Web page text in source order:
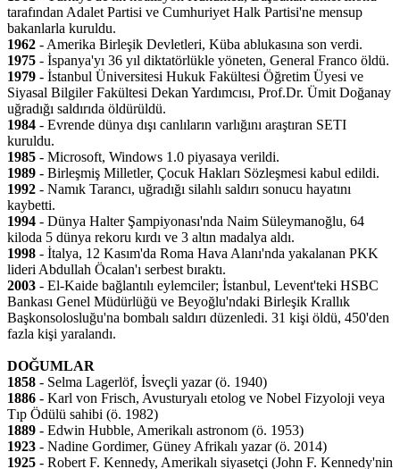
tarafından Adalet Partisi ve Cumhuriyet Halk Partisi'ne mensup
bakanlarla kuruldu.
1962 - Amerika Birleşik Devletleri, Küba ablukasına son verdi.
1975 - İspanya'yı 36 yıl diktatörlükle yöneten, General Franco öldü.
1979 - İstanbul Üniversitesi Hukuk Fakültesi Öğretim Üyesi ve
Siyasal Bilgiler Fakültesi Dekan Yardımcısı, Prof.Dr. Ümit Doğanay
uğradığı saldırıda öldürüldü.
1984 - Evrende dünya dışı canlıların varlığını araştıran SETI
kuruldu.
1985 - Microsoft, Windows 1.0 piyasaya verildi.
1989 - Birleşmiş Milletler, Çocuk Hakları Sözleşmesi kabul edildi.
1992 - Namık Tarancı, uğradığı silahlı saldırı sonucu hayatını
kaybetti.
1994 - Dünya Halter Şampiyonası'nda Naim Süleymanoğlu, 64
kiloda 5 dünya rekoru kırdı ve 3 altın madalya aldı.
1998 - İtalya, 12 Kasım'da Roma Hava Alanı'nda yakalanan PKK
lideri Abdullah Öcalan'ı serbest bıraktı.
2003 - El-Kaide bağlantılı eylemciler; İstanbul, Levent'teki HSBC
Bankası Genel Müdürlüğü ve Beyoğlu'ndaki Birleşik Krallık
Başkonsolosluğu'na bombalı saldırı düzenledi. 31 kişi öldü, 450'den
fazla kişi yaralandı.
DOĞUMLAR
1858 - Selma Lagerlöf, İsveçli yazar (ö. 1940)
1886 - Karl von Frisch, Avusturyalı etolog ve Nobel Fizyoloji veya
Tıp Ödülü sahibi (ö. 1982)
1889 - Edwin Hubble, Amerikalı astronom (ö. 1953)
1923 - Nadine Gordimer, Güney Afrikalı yazar (ö. 2014)
1925 - Robert F. Kennedy, Amerikalı siyasetçi (John F. Kennedy'nin